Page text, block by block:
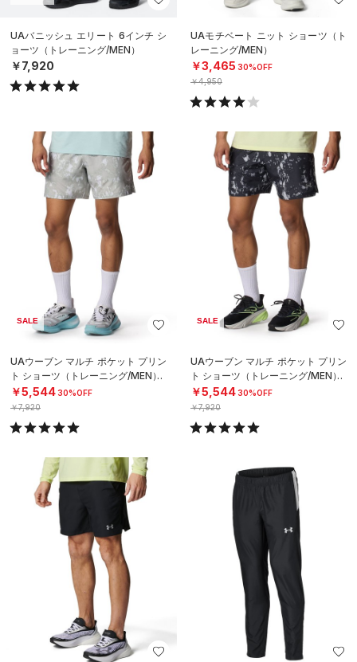
UAバニッシュ エリート 6インチ シ
ョーツ（トレーニング/MEN）
￥7,920
UAモチベート ニット ショーツ（ト
レーニング/MEN）
￥3,465 30%OFF
￥4,950
SALE
UAウーブン マルチ ポケット プリン
ト ショーツ（トレーニング/MEN）
￥5,54430%OFF
￥7,920
SALE
UAウーブン マルチ ポケット プリン
ト ショーツ（トレーニング/MEN）
￥5,54430%OFF
￥7,920